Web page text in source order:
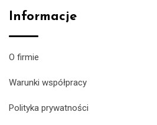
Informacje
O firmie
Warunki współpracy
Polityka prywatności